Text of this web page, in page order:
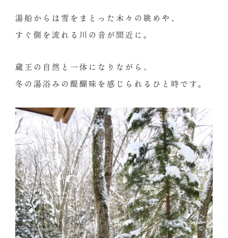
湯船からは雪をまとった木々の眺めや、
すぐ側を流れる川の音が間近に。
蔵王の自然と一体になりながら、
冬の湯浴みの醍醐味を感じられるひと時です。